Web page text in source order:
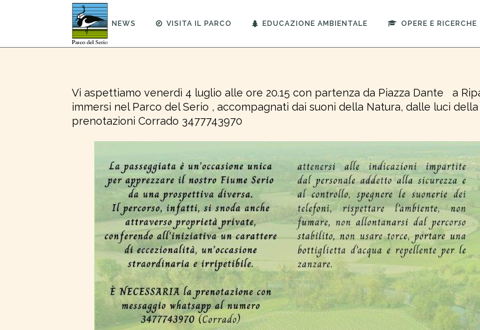
NEWS VISITA IL PARCO EDUCAZIONE AMBIENTALE OPERE E RICERCHE
Vi aspettiamo venerdì 4 luglio alle ore 20.15 con partenza da Piazza Dante a
immersi nel Parco del Serio , accompagnati dai suoni della Natura, dalle luci
prenotazioni Corrado 3477743970